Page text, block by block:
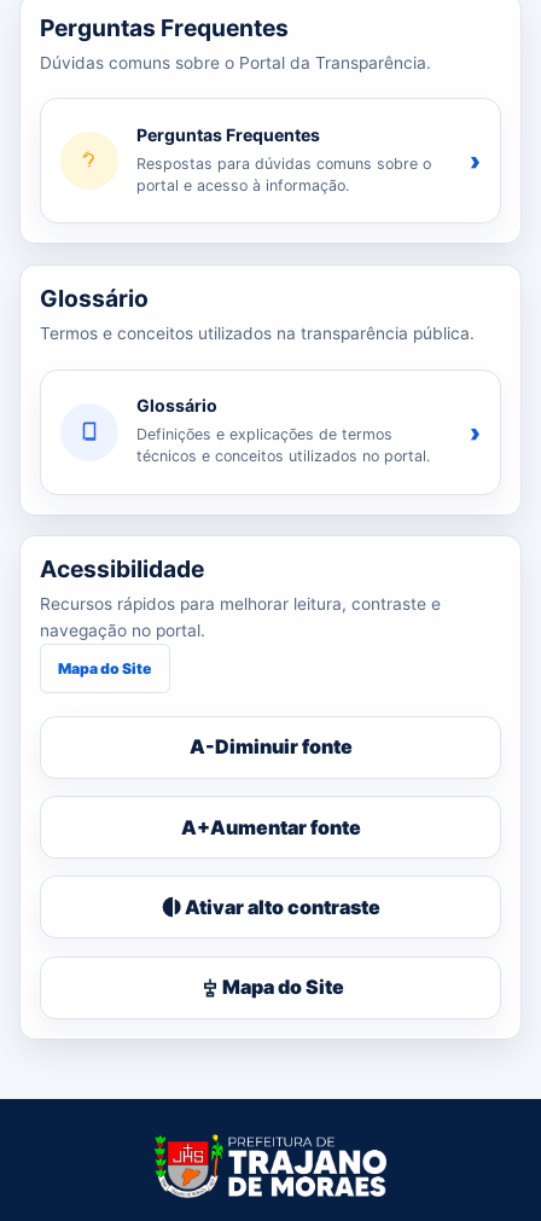
Perguntas Frequentes
Dúvidas comuns sobre o Portal da Transparência.
Perguntas Frequentes
Respostas para dúvidas comuns sobre o
portal e acesso à informação.
›
Glossário
Termos e conceitos utilizados na transparência pública.
Glossário
Definições e explicações de termos
técnicos e conceitos utilizados no portal.
›
Acessibilidade
Recursos rápidos para melhorar leitura, contraste e
navegação no portal.
Mapa do Site
A-Diminuir fonte
A+Aumentar fonte
Ativar alto contraste
Mapa do Site